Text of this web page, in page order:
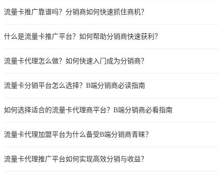
流量卡推广靠谱吗？分销商如何快速抓住商机？
什么是流量卡推广平台？如何帮助分销商快速获利？
流量卡代理怎么做？如何快速入门成为分销商？
流量卡分销平台怎么选择？B端分销商必读指南
如何选择适合的流量卡代理商平台？B端分销商必看指南
流量卡代理加盟平台为什么备受B端分销商青睐？
流量卡代理推广平台如何实现高效分销与收益？